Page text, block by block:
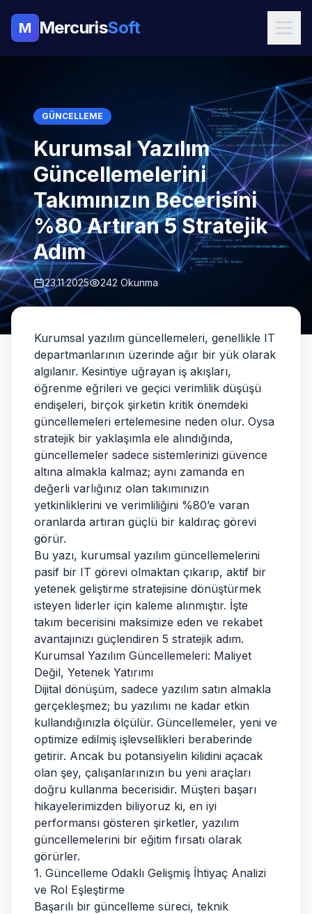
M MercurisSoft
GÜNCELLEME
Kurumsal Yazılım
Güncellemelerini
Takımınızın Becerisini
%80 Artıran 5 Stratejik
Adım
23.11.2025 242 Okunma
Kurumsal yazılım güncellemeleri, genellikle IT
departmanlarının üzerinde ağır bir yük olarak
algılanır. Kesintiye uğrayan iş akışları,
öğrenme eğrileri ve geçici verimlilik düşüşü
endişeleri, birçok şirketin kritik önemdeki
güncellemeleri ertelemesine neden olur. Oysa
stratejik bir yaklaşımla ele alındığında,
güncellemeler sadece sistemlerinizi güvence
altına almakla kalmaz; aynı zamanda en
değerli varlığınız olan takımınızın
yetkinliklerini ve verimliliğini %80’e varan
oranlarda artıran güçlü bir kaldıraç görevi
görür.
Bu yazı, kurumsal yazılım güncellemelerini
pasif bir IT görevi olmaktan çıkarıp, aktif bir
yetenek geliştirme stratejisine dönüştürmek
isteyen liderler için kaleme alınmıştır. İşte
takım becerisini maksimize eden ve rekabet
avantajınızı güçlendiren 5 stratejik adım.
Kurumsal Yazılım Güncellemeleri: Maliyet
Değil, Yetenek Yatırımı
Dijital dönüşüm, sadece yazılım satın almakla
gerçekleşmez; bu yazılımı ne kadar etkin
kullandığınızla ölçülür. Güncellemeler, yeni ve
optimize edilmiş işlevsellikleri beraberinde
getirir. Ancak bu potansiyelin kilidini açacak
olan şey, çalışanlarınızın bu yeni araçları
doğru kullanma becerisidir. Müşteri başarı
hikayelerimizden biliyoruz ki, en iyi
performansı gösteren şirketler, yazılım
güncellemelerini bir eğitim fırsatı olarak
görürler.
1. Güncelleme Odaklı Gelişmiş İhtiyaç Analizi
ve Rol Eşleştirme
Başarılı bir güncelleme süreci, teknik